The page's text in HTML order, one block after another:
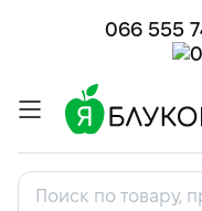
066 555